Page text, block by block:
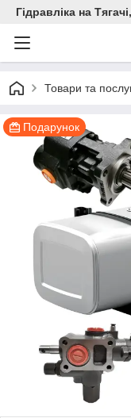
Гідравліка на
Товари та
Подарунок